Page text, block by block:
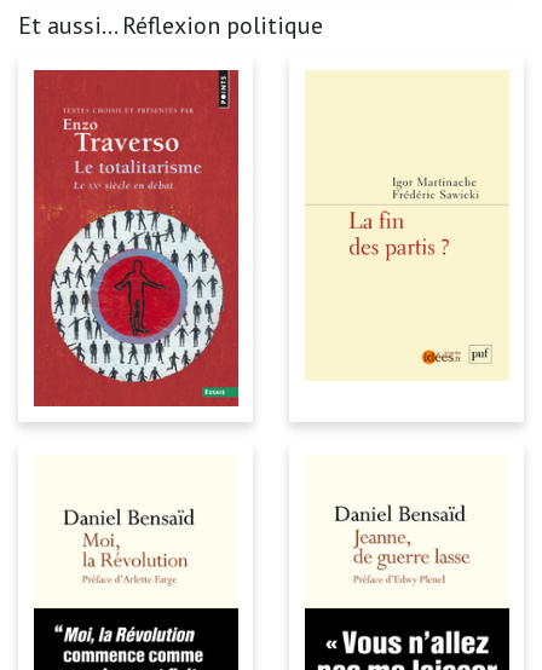
Et aussi... Réflexion politique